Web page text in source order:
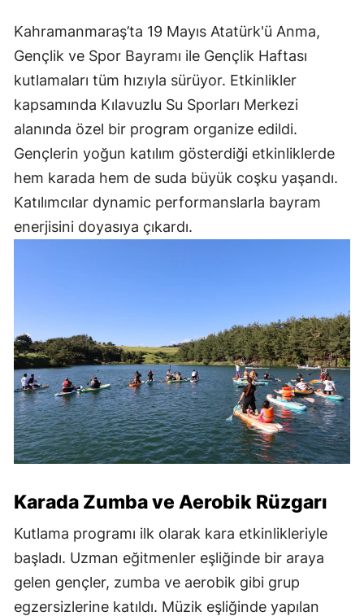
Kahramanmaraş’ta 19 Mayıs Atatürk'ü Anma,
Gençlik ve Spor Bayramı ile Gençlik Haftası
kutlamaları tüm hızıyla sürüyor. Etkinlikler
kapsamında Kılavuzlu Su Sporları Merkezi
alanında özel bir program organize edildi.
Gençlerin yoğun katılım gösterdiği etkinliklerde
hem karada hem de suda büyük coşku yaşandı.
Katılımcılar dynamic performanslarla bayram
enerjisini doyasıya çıkardı.
Karada Zumba ve Aerobik Rüzgarı
Kutlama programı ilk olarak kara etkinlikleriyle
başladı. Uzman eğitmenler eşliğinde bir araya
gelen gençler, zumba ve aerobik gibi grup
egzersizlerine katıldı. Müzik eşliğinde yapılan